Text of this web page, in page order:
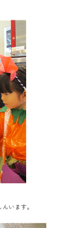
います。